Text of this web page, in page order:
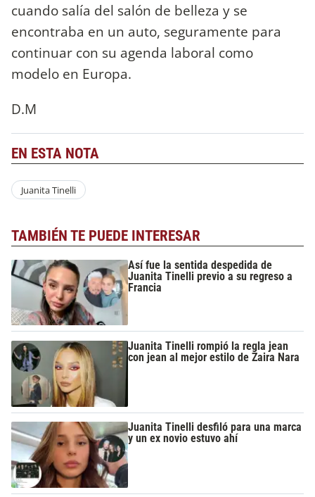
cuando salía del salón de belleza y se
encontraba en un auto, seguramente para
continuar con su agenda laboral como
modelo en Europa.
D.M
EN ESTA NOTA
Juanita Tinelli
TAMBIÉN TE PUEDE INTERESAR
Así fue la sentida despedida de
Juanita Tinelli previo a su regreso a
Francia
Juanita Tinelli rompió la regla jean
con jean al mejor estilo de Zaira Nara
Juanita Tinelli desfiló para una marca
y un ex novio estuvo ahí